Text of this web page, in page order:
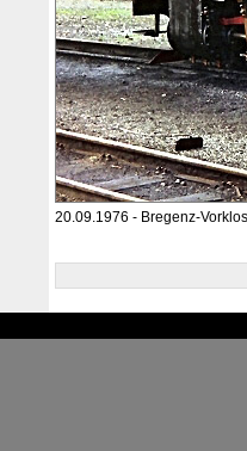
20.09.1976 - Bregenz-